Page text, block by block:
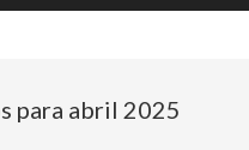
para abril 2025